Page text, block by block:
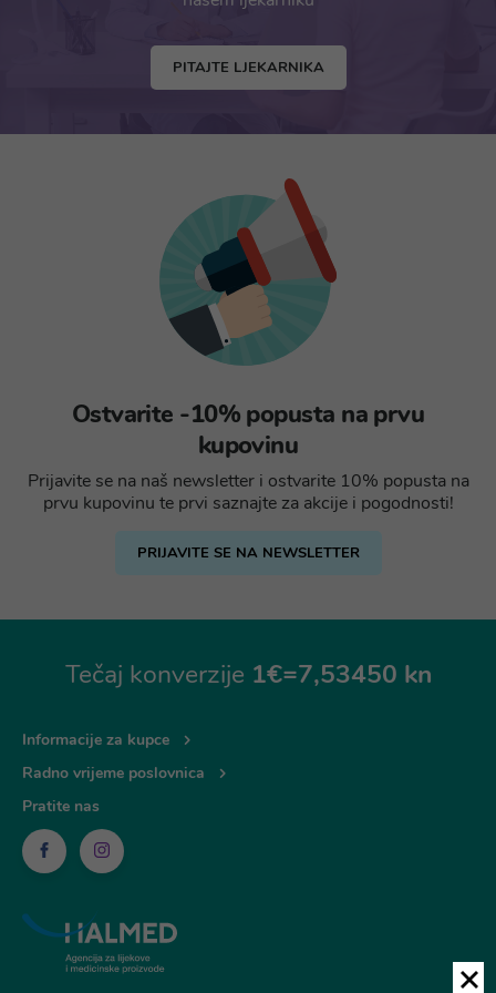
PITAJTE LJEKARNIKA
Ostvarite -10% popusta na prvu
kupovinu
Prijavite se na naš newsletter i ostvarite 10% popusta na
prvu kupovinu te prvi saznajte za akcije i pogodnosti!
PRIJAVITE SE NA NEWSLETTER
Tečaj konverzije 1€=7,53450 kn
Informacije za kupce
Radno vrijeme poslovnica
Pratite nas